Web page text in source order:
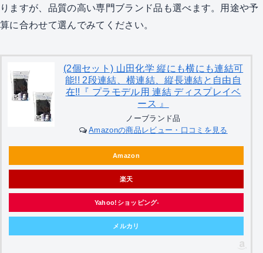
りますが、品質の高い専門ブランド品も選べます。用途や予
算に合わせて選んでみてください。
(2個セット) 山田化学 縦にも横にも連結可
能!! 2段連結、横連結、縦長連結と自由自
在!!『 プラモデル用 連結 ディスプレイベ
ース 』
ノーブランド品
Amazonの商品レビュー・口コミを見る
Amazon
楽天
Yahoo!ショッピング
メルカリ